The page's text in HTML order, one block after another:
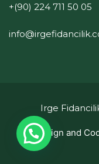
+(90) 224 711 50 05
Irge
Design and